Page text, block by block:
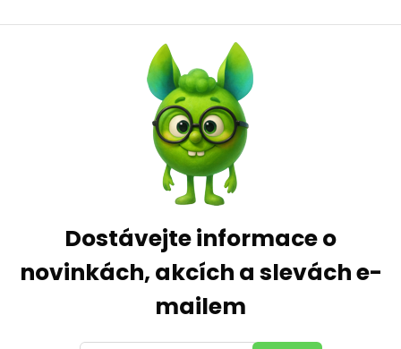
Dostávejte informace o
novinkách, akcích a slevách e-
mailem